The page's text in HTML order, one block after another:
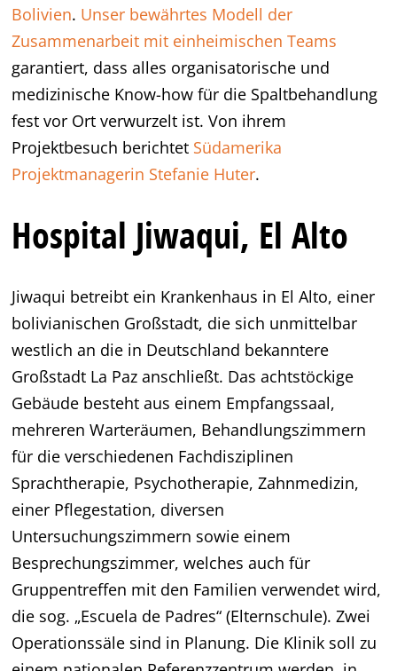
Bolivien. Unser bewährtes Modell der
Zusammenarbeit mit einheimischen Teams
garantiert, dass alles organisatorische und
medizinische Know-how für die Spaltbehandlung
fest vor Ort verwurzelt ist. Von ihrem
Projektbesuch berichtet Südamerika
Projektmanagerin Stefanie Huter.
Hospital Jiwaqui, El Alto
Jiwaqui betreibt ein Krankenhaus in El Alto, einer
bolivianischen Großstadt, die sich unmittelbar
westlich an die in Deutschland bekanntere
Großstadt La Paz anschließt. Das achtstöckige
Gebäude besteht aus einem Empfangssaal,
mehreren Warteräumen, Behandlungszimmern
für die verschiedenen Fachdisziplinen
Sprachtherapie, Psychotherapie, Zahnmedizin,
einer Pflegestation, diversen
Untersuchungszimmern sowie einem
Besprechungszimmer, welches auch für
Gruppentreffen mit den Familien verwendet wird,
die sog. „Escuela de Padres“ (Elternschule). Zwei
Operationssäle sind in Planung. Die Klinik soll zu